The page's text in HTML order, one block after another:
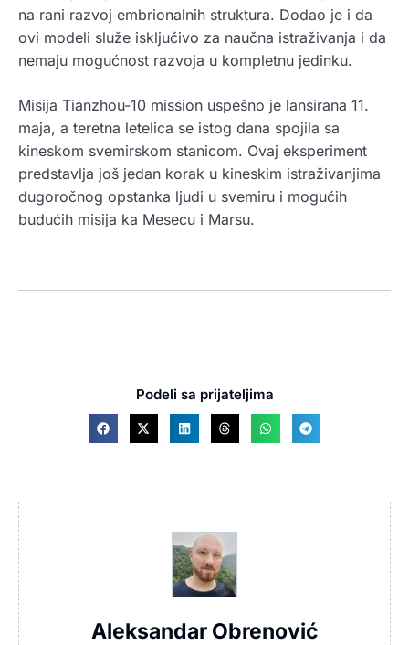
na rani razvoj embrionalnih struktura. Dodao je i da
ovi modeli služe isključivo za naučna istraživanja i da
nemaju mogućnost razvoja u kompletnu jedinku.
Misija Tianzhou-10 mission uspešno je lansirana 11.
maja, a teretna letelica se istog dana spojila sa
kineskom svemirskom stanicom. Ovaj eksperiment
predstavlja još jedan korak u kineskim istraživanjima
dugoročnog opstanka ljudi u svemiru i mogućih
budućih misija ka Mesecu i Marsu.
Podeli sa prijateljima
Aleksandar Obrenović